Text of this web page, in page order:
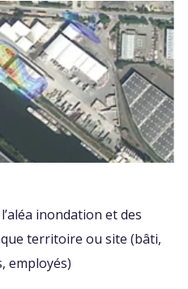
inondation et des
territoire ou site (bâti,
employés)